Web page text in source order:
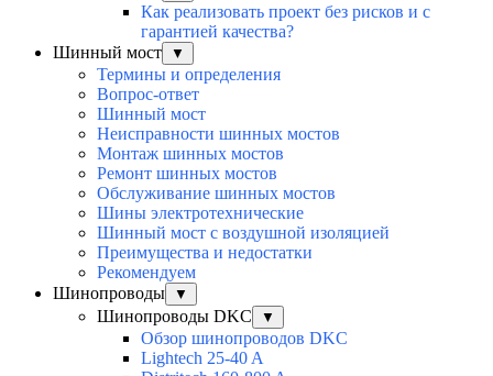
Как реализовать проект без рисков и с
гарантией качества?
Шинный мост
▼
Термины и определения
Вопрос-ответ
Шинный мост
Неисправности шинных мостов
Монтаж шинных мостов
Ремонт шинных мостов
Обслуживание шинных мостов
Шины электротехнические
Шинный мост с воздушной изоляцией
Преимущества и недостатки
Рекомендуем
Шинопроводы
▼
Шинопроводы DKC ▼
Обзор шинопроводов DKC
Lightech 25-40 A